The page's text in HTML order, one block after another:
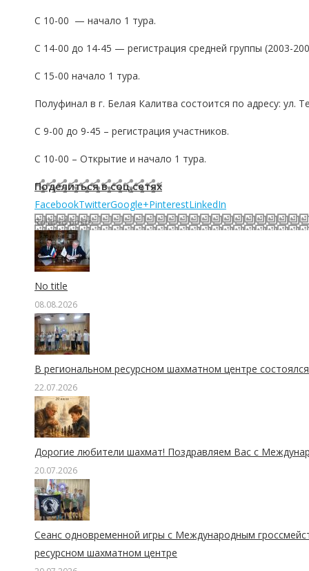
С 10-00 — начало 1 тура.
С 14-00 до 14-45 — регистрация средней группы (2003-
С 15-00 начало 1 тура.
Полуфинал в г. Белая Калитва состоится по адресу: ул.
С 9-00 до 9-45 – регистрация участников.
С 10-00 – Открытие и начало 1 тура.
Поделиться в соц.сетях
FacebookTwitterGoogle+PinterestLinkedIn
Related posts
No title
08.08.2026
В региональном ресурсном шахматном центре
22.07.2026
Дорогие любители шахмат! Поздравляем Вас с
20.07.2026
Сеанс одновременной игры с Международным
ресурсном шахматном центре